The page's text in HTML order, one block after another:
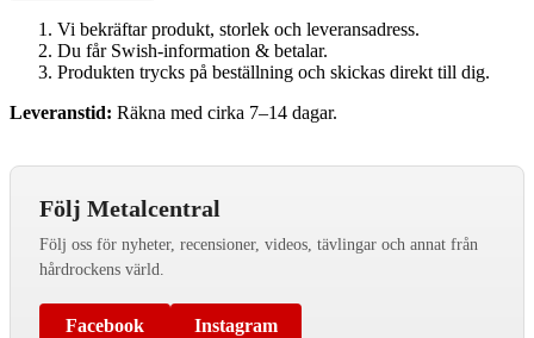
Vi bekräftar produkt, storlek och leveransadress.
Du får Swish-information & betalar.
Produkten trycks på beställning och skickas direkt till dig.
Leveranstid: Räkna med cirka 7–14 dagar.
Följ Metalcentral
Följ oss för nyheter, recensioner, videos, tävlingar och annat från
hårdrockens värld.
Facebook Instagram